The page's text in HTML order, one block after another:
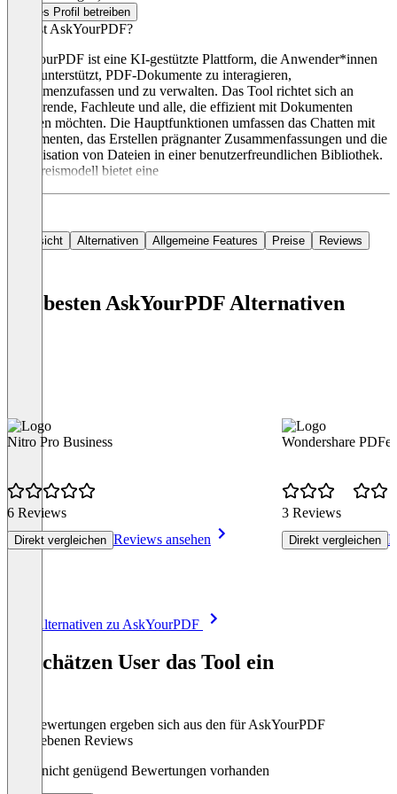
Dieses Profil betreiben
Was ist AskYourPDF?
AskYourPDF ist eine KI-gestützte Plattform, die Anwender*innen
dabei unterstützt, PDF-Dokumente zu interagieren,
zusammenzufassen und zu verwalten. Das Tool richtet sich an
Studierende, Fachleute und alle, die effizient mit Dokumenten
arbeiten möchten. Die Hauptfunktionen umfassen das Chatten mit
Dokumenten, das Erstellen prägnanter Zusammenfassungen und die
Organisation von Dateien in einer benutzerfreundlichen Bibliothek.
Das Preismodell bietet eine
Übersicht Alternativen Allgemeine Features Preise Reviews
Die besten AskYourPDF Alternativen
Nitro Pro Business
6 Reviews
Direkt vergleichen Reviews ansehen
Wondershare
3 Reviews
Direkt vergleichen
Alle Alternativen zu AskYourPDF
So schätzen User das Tool ein
Die Bewertungen ergeben sich aus den für AskYourPDF
abgegebenen Reviews
Noch nicht genügend Bewertungen vorhanden